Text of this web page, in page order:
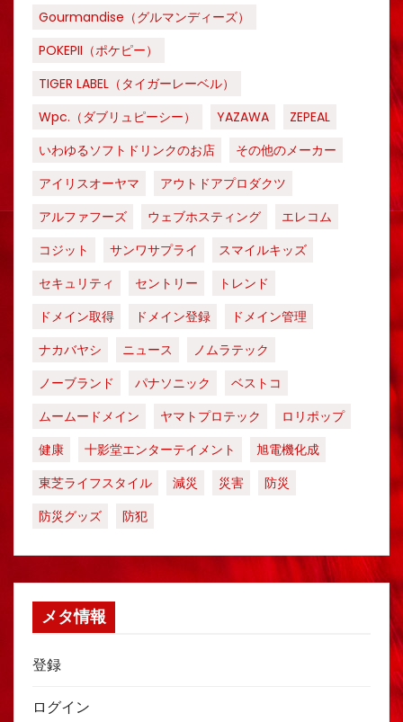
Gourmandise（グルマンディーズ）
POKEPII（ポケピー）
TIGER LABEL（タイガーレーベル）
Wpc.（ダブリュピーシー）
YAZAWA
ZEPEAL
いわゆるソフトドリンクのお店
その他のメーカー
アイリスオーヤマ
アウトドアプロダクツ
アルファフーズ
ウェブホスティング
エレコム
コジット
サンワサプライ
スマイルキッズ
セキュリティ
セントリー
トレンド
ドメイン取得
ドメイン登録
ドメイン管理
ナカバヤシ
ニュース
ノムラテック
ノーブランド
パナソニック
ベストコ
ムームードメイン
ヤマトプロテック
ロリポップ
健康
十影堂エンターテイメント
旭電機化成
東芝ライフスタイル
減災 災害
防災
防災グッズ
防犯
メタ情報
登録
ログイン